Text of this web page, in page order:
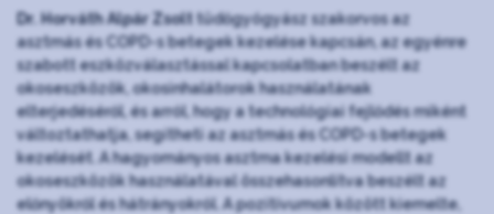
Dr. Horváth Alpár Zsolt tüdőgyógyász szakorvos az
asztmás és COPD-s betegek kezelése kapcsán, az egyénre
szabott eszközválasztással kapcsolatban beszélt az
okoseszközök, okosinhalátorok használatának
elterjedéséről, és arról, hogy a technológiai fejlődés miként
változtathatja, segítheti az asztmás és COPD-s betegek
kezelését. A hagyományos asztma kezelési modellt az
okoseszközök használatával összehasonlítva beszélt az
előnyökről és hátrányokról. A pozitívumok között kiemelte,